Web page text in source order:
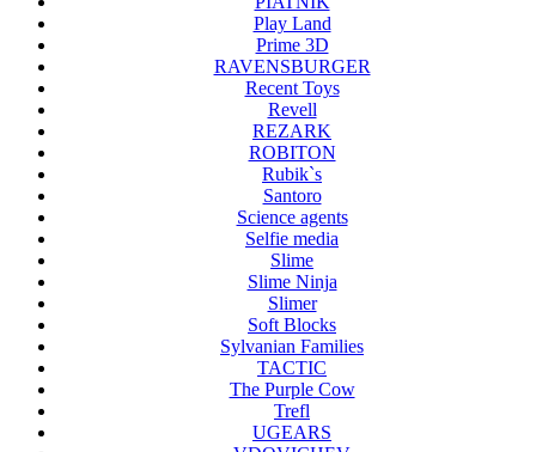
Play Land
Prime 3D
RAVENSBURGER
Recent Toys
Revell
REZARK
ROBITON
Rubik`s
Santoro
Science agents
Selfie media
Slime
Slime Ninja
Slimer
Soft Blocks
Sylvanian Families
TACTIC
The Purple Cow
Trefl
UGEARS